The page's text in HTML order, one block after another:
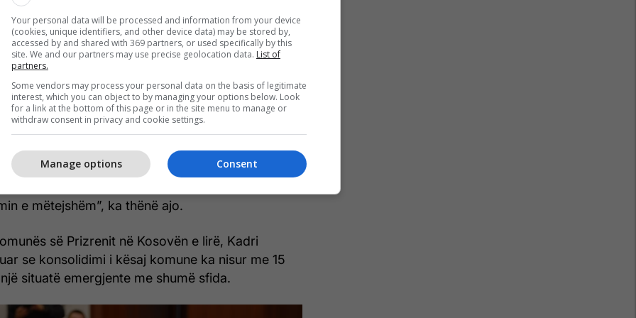
ky i sotmi na kthejnë në periudhën e fillesave të
përkatësisht fillimin e punës së Komunës
bën të vlerësojmë të arriturat e deritanishme, të
edhe vullnet që të gjithë të punojmë sa më
e mëtejshëm”, ka thënë ajo.
së Prizrenit në Kosovën e lirë, Kadri
se konsolidimi i kësaj komune ka nisur me 15
situatë emergjente me shumë sfida.
Your personal data will be processed and information from your device
(cookies, unique identifiers, and other device data) may be stored by,
accessed by and shared with 369 partners, or used specifically by this
site. We and our partners may use precise geolocation data. List of
partners.
Some vendors may process your personal data on the basis of legitimate
interest, which you can object to by managing your options below. Look
for a link at the bottom of this page or in the site menu to manage or
withdraw consent in privacy and cookie settings.
Consent
Manage options